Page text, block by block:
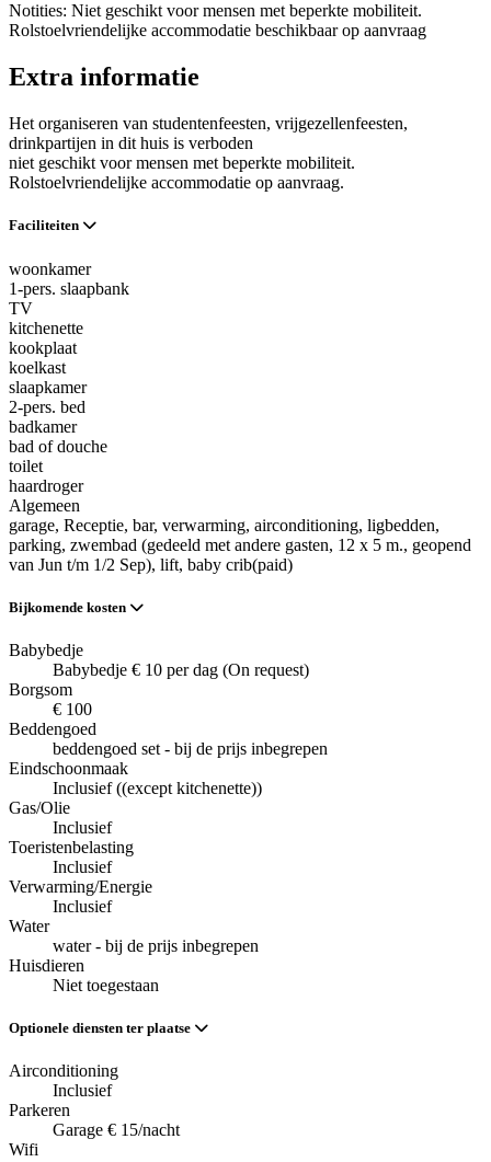
Notities: Niet geschikt voor mensen met beperkte mobiliteit.
Rolstoelvriendelijke accommodatie beschikbaar op aanvraag
Extra informatie
Het organiseren van studentenfeesten, vrijgezellenfeesten,
drinkpartijen in dit huis is verboden
niet geschikt voor mensen met beperkte mobiliteit.
Rolstoelvriendelijke accommodatie op aanvraag.
Faciliteiten
woonkamer
1-pers. slaapbank
TV
kitchenette
kookplaat
koelkast
slaapkamer
2-pers. bed
badkamer
bad of douche
toilet
haardroger
Algemeen
garage, Receptie, bar, verwarming, airconditioning, ligbedden,
parking, zwembad (gedeeld met andere gasten, 12 x 5 m., geopend
van Jun t/m 1/2 Sep), lift, baby crib(paid)
Bijkomende kosten
Babybedje
Babybedje € 10 per dag (On request)
Borgsom
€ 100
Beddengoed
beddengoed set - bij de prijs inbegrepen
Eindschoonmaak
Inclusief ((except kitchenette))
Gas/Olie
Inclusief
Toeristenbelasting
Inclusief
Verwarming/Energie
Inclusief
Water
water - bij de prijs inbegrepen
Huisdieren
Niet toegestaan
Optionele diensten ter plaatse
Airconditioning
Inclusief
Parkeren
Garage € 15/nacht
Wifi